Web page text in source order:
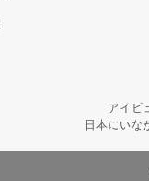
アイビ
日本にいな